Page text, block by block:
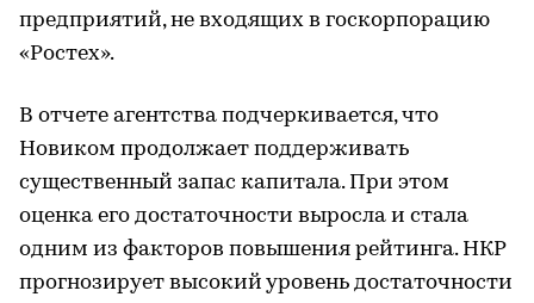
предприятий, не входящих в госкорпорацию
«Ростех».
В отчете агентства подчеркивается, что
Новиком продолжает поддерживать
существенный запас капитала. При этом
оценка его достаточности выросла и стала
одним из факторов повышения рейтинга. НКР
прогнозирует высокий уровень достаточности